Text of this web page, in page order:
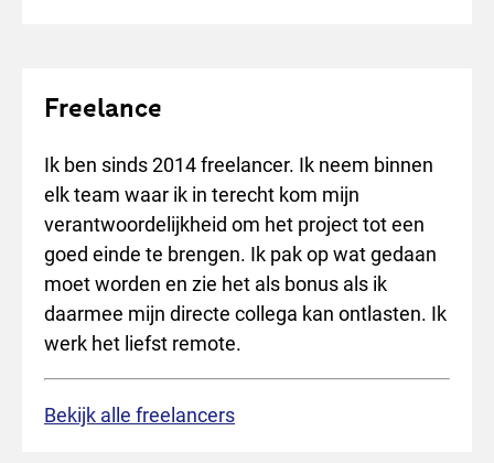
Freelance
Ik ben sinds 2014 freelancer. Ik neem binnen
elk team waar ik in terecht kom mijn
verantwoordelijkheid om het project tot een
goed einde te brengen. Ik pak op wat gedaan
moet worden en zie het als bonus als ik
daarmee mijn directe collega kan ontlasten. Ik
werk het liefst remote.
Bekijk alle freelancers